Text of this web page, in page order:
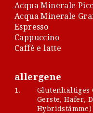
Acqua Minerale
Acqua Minerale
Espresso
Cappuccino
Caffè e latte
allergene
1.
Glutenhaltiges
Gerste, Hafer,
Hybridstämme)